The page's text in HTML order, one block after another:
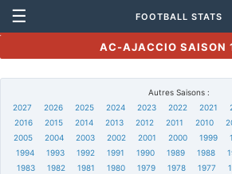
☰ FOOTBALL STATS
AC-AJACCIO SAISON
Autres Saisons :
2027
2026 2025 2024 2023 2022 2021
2016
2015 2014 2013 2012 2011 2010
2005
2004 2003 2002 2001 2000 1999
1994
1993 1992 1991 1990 1989 1988
1983
1982 1981 1980 1979 1978 1977